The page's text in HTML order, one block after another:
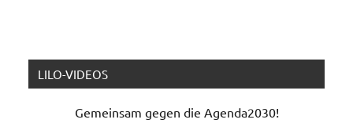
LILO-VIDEOS
Gemeinsam gegen die Agenda2030!